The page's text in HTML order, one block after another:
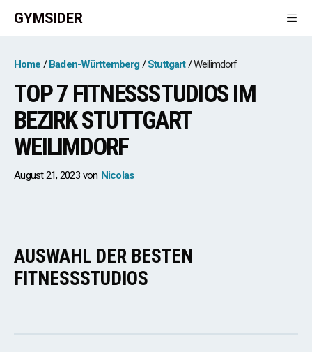
Zum
Inhalt
GYMSIDER
Home Baden-Württemberg Stuttgart Weilimdorf
TOP 7 FITNESSSTUDIOS IM
BEZIRK STUTTGART
WEILIMDORF
August 21, 2023 von Nicolas
AUSWAHL DER BESTEN
FITNESSSTUDIOS